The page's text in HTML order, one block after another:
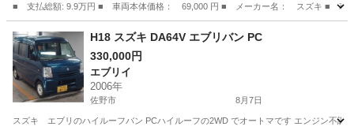
■ 支払総額: 9.9万円 ■ 車両本体価格： 69,000 円 ■ メーカー名： スズキ ■ 車
神奈川 厚木市 ＭＲワゴン
H18 スズキ DA64V エブリバン PC
330,000円
エブリイ
2006年
佐野市 8月7日
スズキ エブリのハイルーフバン PCハイルーフの2WD でオートマです エンジン不調